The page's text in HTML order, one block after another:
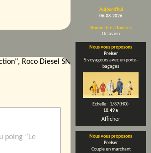
Roco Diesel SNCF BB662405 réf 730006
poing ”Le
Aujourd'hui
06-08-2026
Bonne fête à tous les
Octavien
Nous vous proposons
Preiser
5 voyageurs avec un porte-
bagages
Echelle : 1/87(HO)
10.49 €
Afficher
Nous vous proposons
Preiser
Couple en marchant